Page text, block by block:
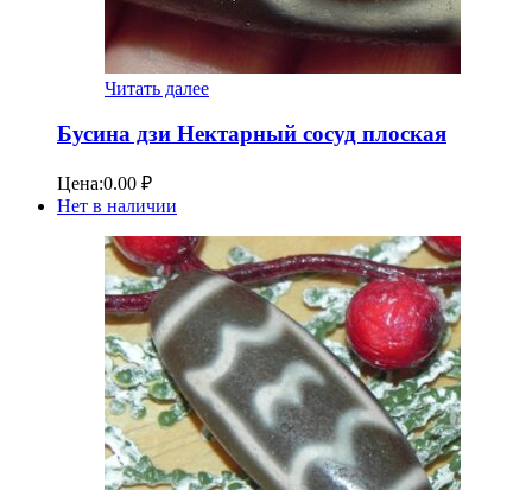
Читать далее
Бусина дзи Нектарный сосуд плоская
Цена:0.00 ₽
Нет в наличии